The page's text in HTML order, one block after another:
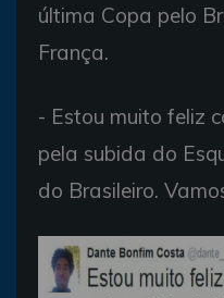
última Copa pelo
França.
- Estou muito feliz
pela subida do
do Brasileiro.